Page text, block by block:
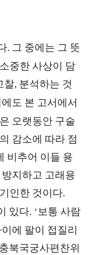
. 그 중에는 그 뜻
중한 사상이 담
찰, 분석하는 것
도 본 고서에서
오랫동안 구술
감소에 따라 점
비추어 이들 용
지하고 고래용
인한 것이다.
있다. ‘보통 사람
에 팔이 접질리
충북국궁사편찬위